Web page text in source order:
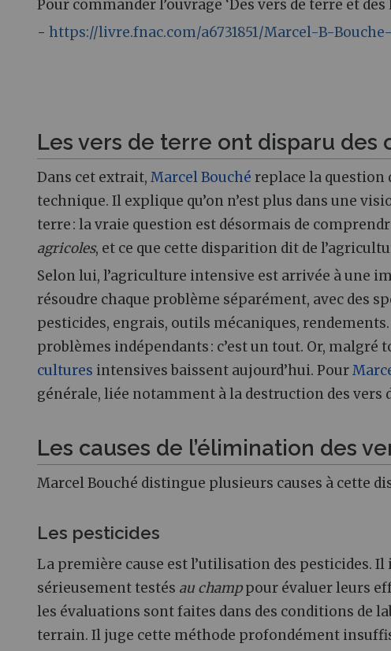
Pour commander l’ouvrage ‘Des vers de terre et des
- https://livre.fnac.com/a6731851/Marcel-B-
Les vers de terre ont disparu des
Dans cet extrait, Marcel Bouché replace la question
technique. Il explique qu’on n’est plus dans une
terre : la vraie question est désormais de
agricoles, et ce que cette disparition dit de
Selon lui, l’agriculture intensive est arrivée à une
résoudre chaque problème séparément, avec des
pesticides, engrais, outils mécaniques,
problèmes indépendants : c’est un tout. Or,
cultures intensives baissent aujourd’hui. Pour
générale, liée notamment à la destruction des vers
Les causes de l’élimination des
Marcel Bouché distingue plusieurs causes à cette
Les pesticides
La première cause est l’utilisation des pesticides.
sérieusement testés au champpour évaluer leurs
les évaluations sont faites dans des conditions de
terrain. Il juge cette méthode profondément